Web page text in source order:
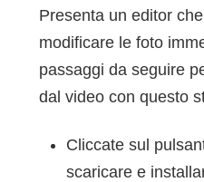
Presenta un editor
modificare le foto
passaggi da seguire
dal video con questo
Cliccate sul
scaricare e